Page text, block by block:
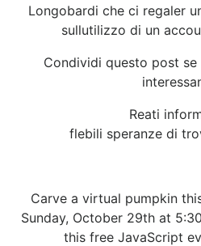
Longobardi che ci regaler
sullutilizzo di un
Condividi questo post
Reati
flebili speranze di
Carve a virtual pumpkin
Sunday, October 29th at
this free JavaScript